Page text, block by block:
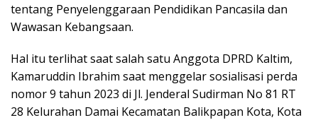
tentang Penyelenggaraan Pendidikan Pancasila dan
Wawasan Kebangsaan.
Hal itu terlihat saat salah satu Anggota DPRD Kaltim,
Kamaruddin Ibrahim saat menggelar sosialisasi perda
nomor 9 tahun 2023 di Jl. Jenderal Sudirman No 81 RT
28 Kelurahan Damai Kecamatan Balikpapan Kota, Kota